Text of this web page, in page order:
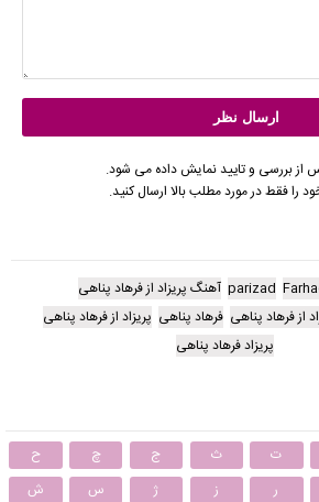
از بررسی و تایید نمایش داده می شود.
را فقط در مورد مطلب بالا ارسال کنید.
parizad آهنگ پریزاد از فرهاد پناهی
از فرهاد پناهی فرهاد پناهی پریزاد از فرهاد پناهی
پریزاد فرهاد پناهی
ت ث ج چ
ح
ر ز ژ س
ش